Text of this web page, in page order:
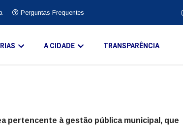
Perguntas Frequentes
A CIDADE TRANSPARÊNCIA
pertencente à gestão pública municipal, que